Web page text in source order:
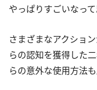
やっぱりすごいなって
さまざまなアクショ
らの認知を獲得した
らの意外な使用方法